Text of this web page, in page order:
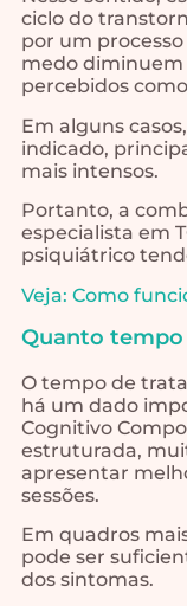
ciclo do
por um
medo diminuem
percebidos
Em alguns
indicado,
mais intensos.
Portanto, a
especialista em
psiquiátrico
Veja: Como
Quanto tempo
O tempo de
há um dado
Cognitivo
estruturada,
apresentar
sessões.
Em quadros
pode ser
dos sintomas.